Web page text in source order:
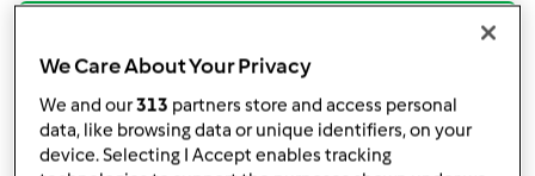
condividi la ricetta
Crea variante
We Care About Your Privacy
We and our313 partners store and access personal
data, like browsing data or unique identifiers, on your
device. Selecting I Accept enables tracking